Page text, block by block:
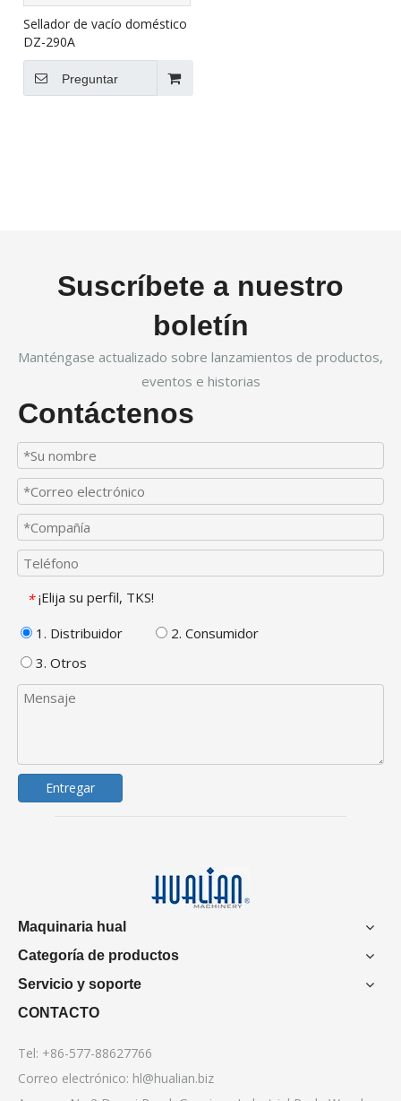
Sellador de vacío doméstico
DZ-290A
Preguntar
Suscríbete a nuestro
boletín
Manténgase actualizado sobre lanzamientos de productos,
eventos e historias
Contáctenos
* ¡Elija su perfil, TKS!
1. Distribuidor
2. Consumidor
3. Otros
Entregar
Maquinaria hual
Categoría de productos
Servicio y soporte
CONTACTO
Tel: +86-577-88627766
Correo electrónico: hl@hualian.biz